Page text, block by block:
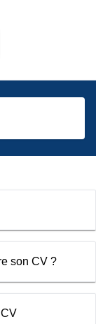
son CV ?